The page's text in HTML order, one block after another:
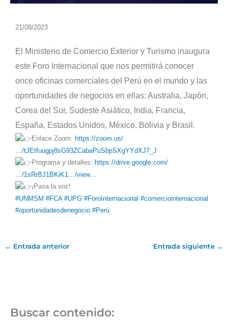
21/08/2023
El Ministerio de Comercio Exterior y Turismo inaugura
este Foro Internacional que nos permitirá conocer
once oficinas comerciales del Perú en el mundo y las
oportunidades de negocios en ellas: Australia, Japón,
Corea del Sur, Sudeste Asiático, India, Francia,
España, Estados Unidos, México, Bolivia y Brasil.
Enlace Zoom: https://zoom.us/
…/tJEtfuugpj8sG93ZCabaPuSbpSXgYYdXJ7_J
Programa y detalles: https://drive.google.com/
…/1sRrBJ1BKiK1…/view…
¡Pasa la voz!
#UNMSM #FCA #UPG #ForoInternacional #comerciointernacional
#oportunidadesdenegocio #Perú
← Entrada anterior Entrada siguiente →
Buscar contenido: